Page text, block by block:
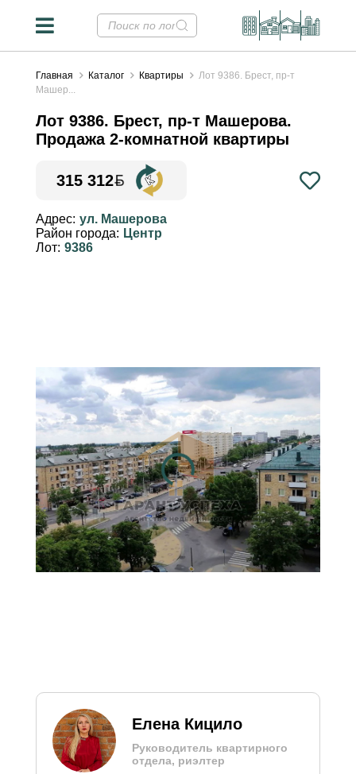
Главная Каталог Квартиры
Лот 9386. Брест, пр-т
Машер...
Лот 9386. Брест, пр-т Машерова.
Продажа 2-комнатной квартиры
315 312
Конвертер валют
Курсы НБРБ на 09.08.2026
рассчитана на основе
официальных курсов НБ РБ
на текущую дату и
предоставлена справочно
для удобства восприятия
цен, в том числе
иностранными гражданами.
Адрес: ул. Машерова
Район города: Центр
Лот: 9386
Елена Кицило
Руководитель квартирного
отдела, риэлтер